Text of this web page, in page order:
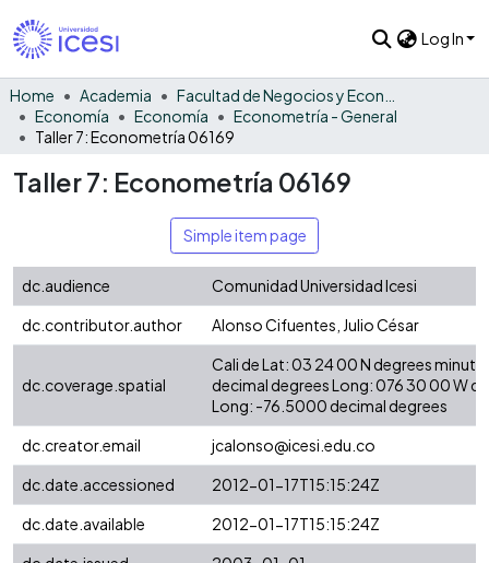
Log In
Home Academia
Economía
Economía
Econometría - General
Taller 7: Econometría 06169
Taller 7: Econometría 06169
Simple item page
dc.audience
Comunidad Universidad Icesi
dc.contributor.author
Alonso Cifuentes, Julio César
dc.coverage.spatial
Cali de Lat: 03 24 00 N degrees
decimal degrees Long: 076 30 00 W
Long: -76.5000 decimal degrees
dc.creator.email
jcalonso@icesi.edu.co
dc.date.accessioned
2012-01-17T15:15:24Z
dc.date.available
2012-01-17T15:15:24Z